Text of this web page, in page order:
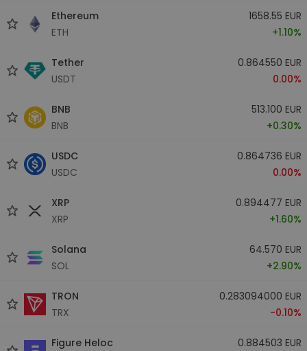
Ethereum
ETH
1658.55 EUR
+1.10%
Tether
USDT
0.864550 EUR
0.00%
BNB
BNB
513.100 EUR
+0.30%
USDC
USDC
0.864736 EUR
0.00%
XRP
XRP
0.894477 EUR
+1.60%
Solana
SOL
64.570 EUR
+2.90%
TRON
TRX
0.283094000 EUR
-0.10%
Figure Heloc
0.884503 EUR